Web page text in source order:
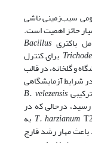
سیب‌زمینی ناشی
حائز اهمیت است.
باکتری Bacillus
T22 برای کنترل
و گلخانه، در قالب
شرایط آزمایشگاهی
B. velezensis
رسید، درحالی که در
T. harzianum T22 به
درصد توانستند باعث مهار رشد قارچ